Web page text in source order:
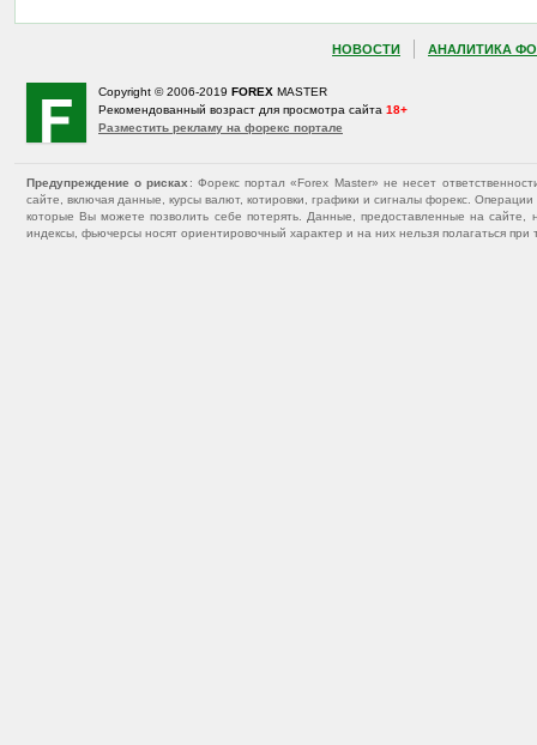
НОВОСТИ АНАЛИТИКА
Copyright © 2006-2019 FOREX MASTER
Рекомендованный возраст для просмотра сайта 18+
Разместить рекламу на форекс портале
Предупреждение о рисках : Форекс портал «Forex Master» не несет
сайте, включая данные, курсы валют, котировки, графики и сигналы форекс.
которые Вы можете позволить себе потерять. Данные, предоставленные на
индексы, фьючерсы носят ориентировочный характер и на них нельзя полагаться при